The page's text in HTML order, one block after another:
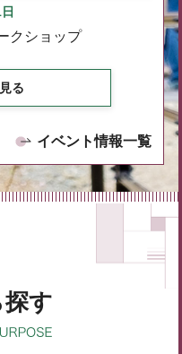
クショップ
る
イベント情報一覧
探す